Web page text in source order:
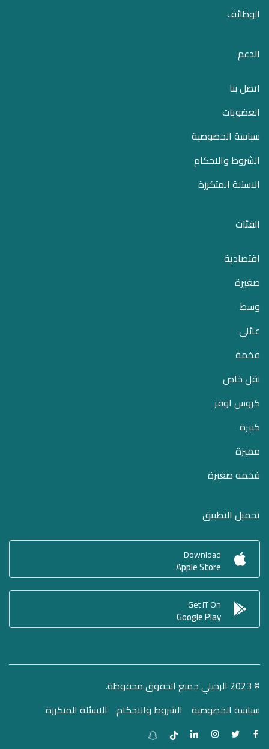
الوظائف
الدعم
اتصل بنا
العضويات
سياسة الخصوصية
الشروط والاحكام
الاسئلة المتكررة
الفئات
اقتصادية
صغيرة
وسط
عائلي
فخمة
نقل خاص
كروس اوفر
كبيرة
مميزة
فخمه صغيرة
تحميل التطبيق
Download
Apple Store
Get IT On
Google Play
© 2023 الرحيلي جميع الحقوق محفوظة.
سياسة الخصوصية الشروط والاحكام الاسئلة المتكررة